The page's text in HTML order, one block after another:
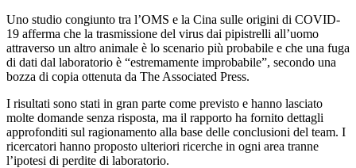
Uno studio congiunto tra l’OMS e la Cina sulle origini di COVID-
19 afferma che la trasmissione del virus dai pipistrelli all’uomo
attraverso un altro animale è lo scenario più probabile e che una fuga
di dati dal laboratorio è “estremamente improbabile”, secondo una
bozza di copia ottenuta da The Associated Press.
I risultati sono stati in gran parte come previsto e hanno lasciato
molte domande senza risposta, ma il rapporto ha fornito dettagli
approfonditi sul ragionamento alla base delle conclusioni del team. I
ricercatori hanno proposto ulteriori ricerche in ogni area tranne
l’ipotesi di perdite di laboratorio.